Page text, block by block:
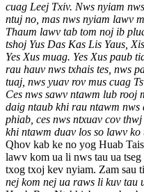
cuag Leej Txiv. Nws nyiam
ntuj no, mas nws nyiam lawv
Thaum lawv tab tom noj ib
tshoj Yus Das Kas Lis Yaus,
Yes Xus muag. Yes Xus paub
rau hauv nws txhais tes, nws
tuaj, nws yuav rov mus cuag
Ces nws sawv ntawm lub rooj
daig ntaub khi rau ntawm
phiab, ces nws ntxuav cov
khi ntawm duav los so lawv
Qhov kab ke no yog Huab
lawv kom ua li nws tau ua
txog txoj kev nyiam. Zam sau
nej kom nej ua raws li kuv tau